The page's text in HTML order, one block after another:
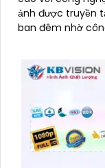
ảnh được truyền
ban đêm nhờ